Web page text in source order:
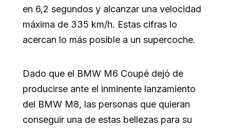
en 6,2 segundos y alcanzar una velocidad
máxima de 335 km/h. Estas cifras lo
acercan lo más posible a un supercoche.
Dado que el BMW M6 Coupé dejó de
producirse ante el inminente lanzamiento
del BMW M8, las personas que quieran
conseguir una de estas bellezas para su